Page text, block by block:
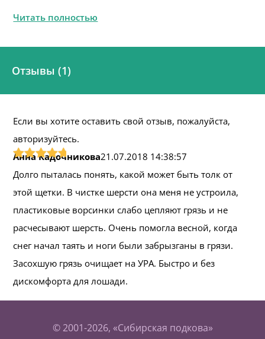
Читать полностью
Отзывы (1)
Если вы хотите оставить свой отзыв, пожалуйста,
авторизуйтесь.
Анна Кадочникова21.07.2018 14:38:57
Долго пыталась понять, какой может быть толк от
этой щетки. В чистке шерсти она меня не устроила,
пластиковые ворсинки слабо цепляют грязь и не
расчесывают шерсть. Очень помогла весной, когда
снег начал таять и ноги были забрызганы в грязи.
Засохшую грязь очищает на УРА. Быстро и без
дискомфорта для лошади.
© 2001-2026, «Сибирская подкова»